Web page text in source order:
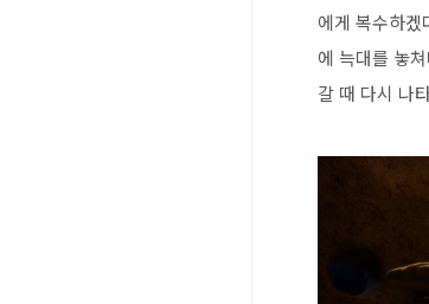
에게 복수하
에 늑대를 놓
갈 때 다시 나